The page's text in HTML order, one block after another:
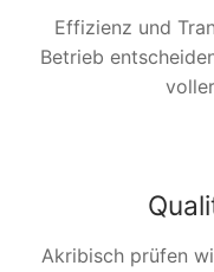
Effizienz und
Betrieb
Akribisch prüfen